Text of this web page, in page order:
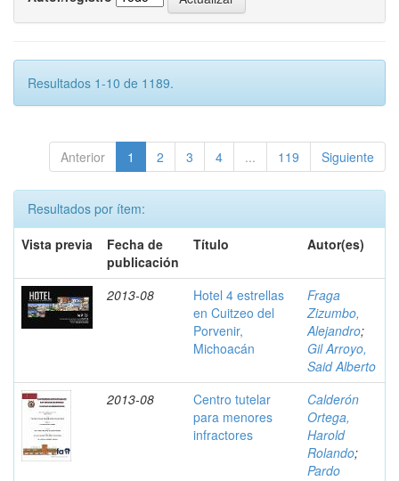
Resultados 1-10 de 1189.
Anterior 1 2 3 4 ... 119 Siguiente
Resultados por ítem:
Vista previa
Fecha de
publicación
Título Autor(es)
2013-08
Hotel 4 estrellas
en Cuitzeo del
Porvenir,
Michoacán
Fraga
Zizumbo,
Alejandro;
Gil Arroyo,
Said Alberto
2013-08
Centro tutelar
para menores
infractores
Calderón
Ortega,
Harold
Rolando;
Pardo